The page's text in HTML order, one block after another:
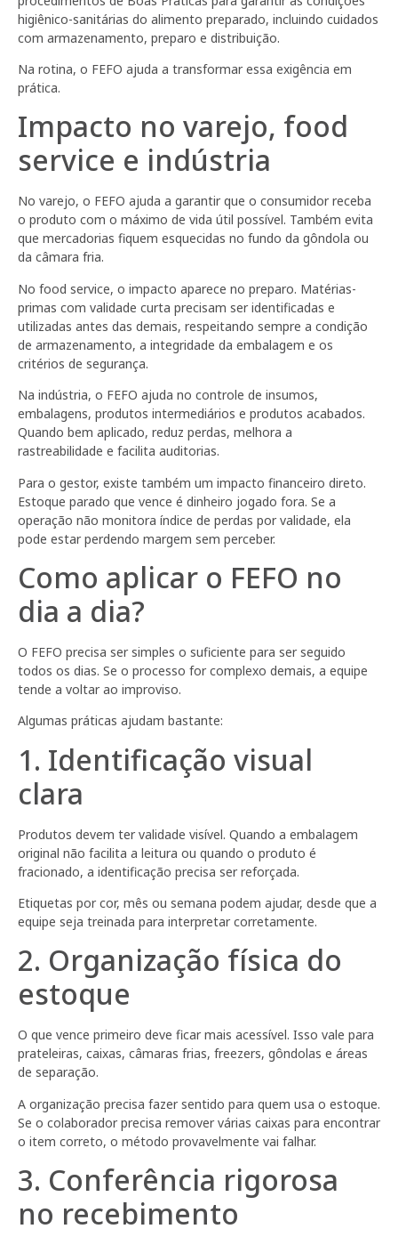
higiênico-sanitárias do alimento preparado, incluindo cuidados
com armazenamento, preparo e distribuição.
Na rotina, o FEFO ajuda a transformar essa exigência em
prática.
Impacto no varejo, food
service e indústria
No varejo, o FEFO ajuda a garantir que o consumidor receba
o produto com o máximo de vida útil possível. Também evita
que mercadorias fiquem esquecidas no fundo da gôndola ou
da câmara fria.
No food service, o impacto aparece no preparo. Matérias-
primas com validade curta precisam ser identificadas e
utilizadas antes das demais, respeitando sempre a condição
de armazenamento, a integridade da embalagem e os
critérios de segurança.
Na indústria, o FEFO ajuda no controle de insumos,
embalagens, produtos intermediários e produtos acabados.
Quando bem aplicado, reduz perdas, melhora a
rastreabilidade e facilita auditorias.
Para o gestor, existe também um impacto financeiro direto.
Estoque parado que vence é dinheiro jogado fora. Se a
operação não monitora índice de perdas por validade, ela
pode estar perdendo margem sem perceber.
Como aplicar o FEFO no
dia a dia?
O FEFO precisa ser simples o suficiente para ser seguido
todos os dias. Se o processo for complexo demais, a equipe
tende a voltar ao improviso.
Algumas práticas ajudam bastante:
1. Identificação visual
clara
Produtos devem ter validade visível. Quando a embalagem
original não facilita a leitura ou quando o produto é
fracionado, a identificação precisa ser reforçada.
Etiquetas por cor, mês ou semana podem ajudar, desde que a
equipe seja treinada para interpretar corretamente.
2. Organização física do
estoque
O que vence primeiro deve ficar mais acessível. Isso vale para
prateleiras, caixas, câmaras frias, freezers, gôndolas e áreas
de separação.
A organização precisa fazer sentido para quem usa o estoque.
Se o colaborador precisa remover várias caixas para encontrar
o item correto, o método provavelmente vai falhar.
3. Conferência rigorosa
no recebimento